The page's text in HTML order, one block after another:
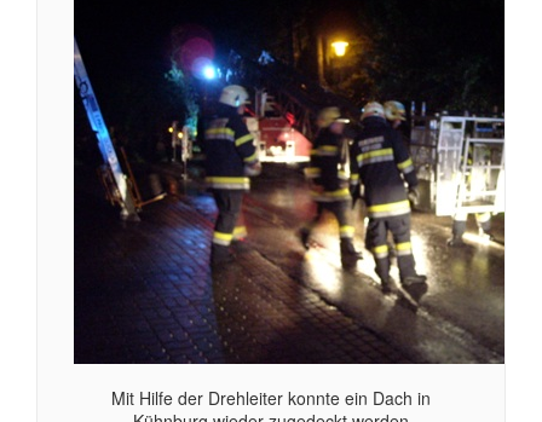
Mit Hilfe der Drehleiter konnte ein Dach in